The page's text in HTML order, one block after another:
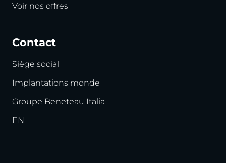
Voir nos offres
Contact
Siège social
Implantations monde
Groupe Beneteau Italia
EN